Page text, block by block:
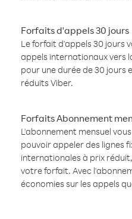
Forfaits d'appels 30 jours
Le forfait d'appels 30 jours
appels internationaux vers
pour une durée de 30 jours
réduits Viber.
Forfaits Abonnement
L'abonnement mensuel
pouvoir appeler des lignes
internationales à prix
votre forfait. Avec
économies sur les appels